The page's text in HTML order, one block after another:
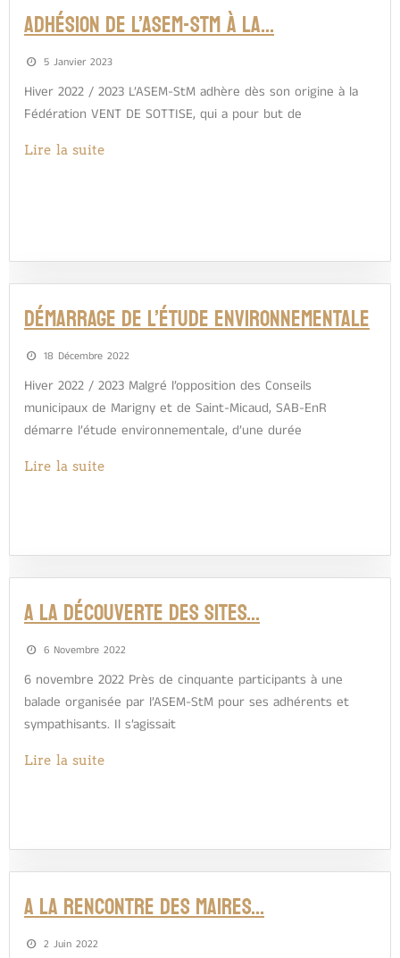
Adhésion de l’ASEM-StM à la…
5 Janvier 2023
Hiver 2022 / 2023 L’ASEM-StM adhère dès son origine à la
Fédération VENT DE SOTTISE, qui a pour but de
Lire la suite
Démarrage de l’étude environnementale
18 Décembre 2022
Hiver 2022 / 2023 Malgré l’opposition des Conseils
municipaux de Marigny et de Saint-Micaud, SAB-EnR
démarre l’étude environnementale, d’une durée
Lire la suite
A LA DÉCOUVERTE DES SITES…
6 Novembre 2022
6 novembre 2022 Près de cinquante participants à une
balade organisée par l’ASEM-StM pour ses adhérents et
sympathisants. Il s’agissait
Lire la suite
A la rencontre des Maires…
2 Juin 2022